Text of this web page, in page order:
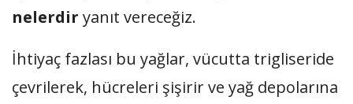
nelerdir yanıt vereceğiz.
İhtiyaç fazlası bu yağlar, vücutta trigliseride
çevrilerek, hücreleri şişirir ve yağ depolarına